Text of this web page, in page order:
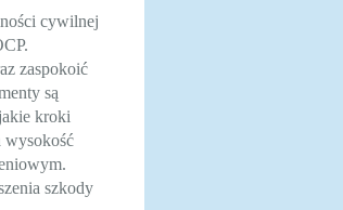
cywilnej
zaspokoić
są
kroki
wysokość
szkody